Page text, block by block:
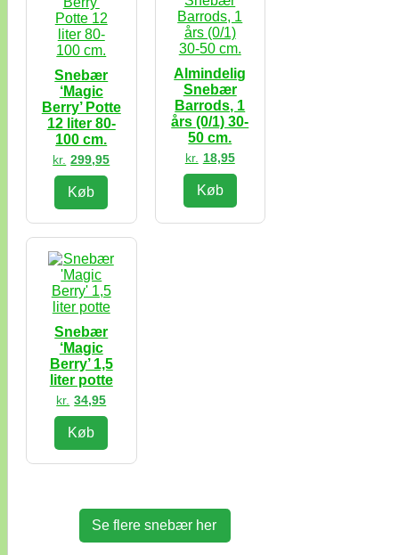
Snebær
‘Magic
Berry’ Potte
12 liter 80-
100 cm.
kr. 299,95
Køb
Almindelig
Snebær
Barrods, 1
års (0/1) 30-
50 cm.
kr. 18,95
Køb
Snebær
‘Magic
Berry’ 1,5
liter potte
kr. 34,95
Køb
Se flere snebær her